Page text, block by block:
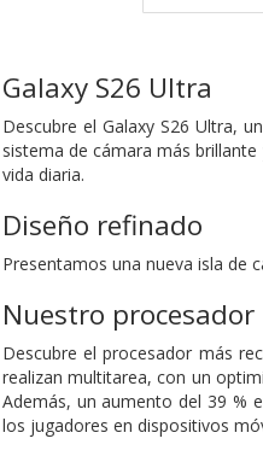
Galaxy S26 Ultra
Descubre el Galaxy S26 Ultra,
sistema de cámara más
vida diaria.
Diseño refinado
Presentamos una nueva isla de
Nuestro
Descubre el procesador más
realizan multitarea, con un
Además, un aumento del 39 %
los jugadores en dispositivos